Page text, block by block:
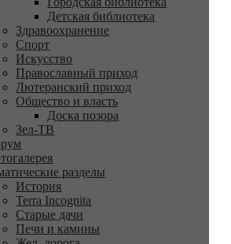
Детская библиотека
Здравоохранение
Спорт
Искусство
Православный приход
Лютеранский приход
Общество и власть
Доска позора
Зел-ТВ
разделы
История
Terra Incognita
Старые дачи
Печи и камины